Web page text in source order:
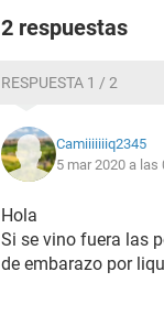
2 respuestas
RESPUESTA 1 / 2
Camiiiiiiiq2345
5 mar 2020 a las
Hola
Si se vino fuera las
de embarazo por